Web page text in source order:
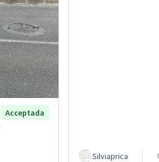
Acceptada
Silviaprica